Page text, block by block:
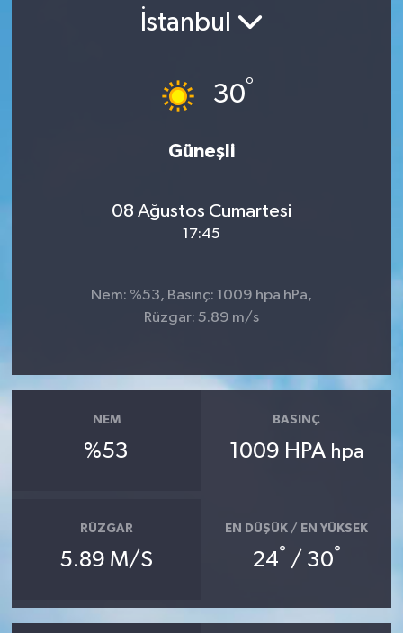
İstanbul
30°
Güneşli
08 Ağustos Cumartesi
17:45
Nem: %53, Basınç: 1009 hpa hPa,
Rüzgar: 5.89 m/s
NEM
%53
BASINÇ
1009 HPA hpa
RÜZGAR
5.89 M/S
EN DÜŞÜK / EN YÜKSEK
24° / 30°